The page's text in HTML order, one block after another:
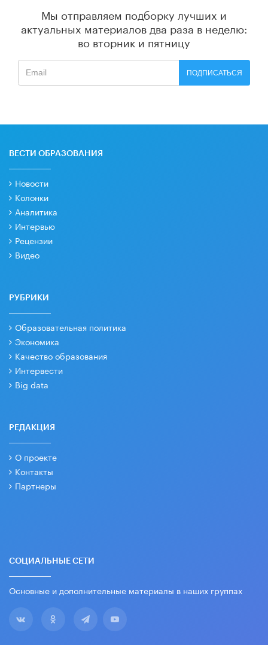
Мы отправляем подборку лучших и
актуальных материалов два раза в неделю:
во вторник и пятницу
ПОДПИСАТЬСЯ
ВЕСТИ ОБРАЗОВАНИЯ
Новости
Колонки
Аналитика
Интервью
Рецензии
Видео
РУБРИКИ
Образовательная политика
Экономика
Качество образования
Интервести
Big data
РЕДАКЦИЯ
О проекте
Контакты
Партнеры
СОЦИАЛЬНЫЕ СЕТИ
Основные и дополнительные материалы в наших группах